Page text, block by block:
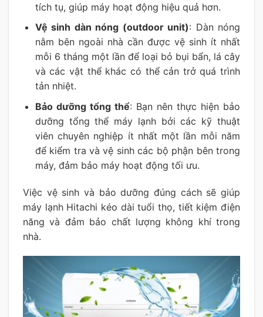
tích tụ, giúp máy hoạt động hiệu quả hơn.
Vệ sinh dàn nóng (outdoor unit): Dàn nóng
nằm bên ngoài nhà cần được vệ sinh ít nhất
mỗi 6 tháng một lần để loại bỏ bụi bẩn, lá cây
và các vật thể khác có thể cản trở quá trình
tản nhiệt.
Bảo dưỡng tổng thể: Bạn nên thực hiện bảo
dưỡng tổng thể máy lạnh bởi các kỹ thuật
viên chuyên nghiệp ít nhất một lần mỗi năm
để kiểm tra và vệ sinh các bộ phận bên trong
máy, đảm bảo máy hoạt động tối ưu.
Việc vệ sinh và bảo dưỡng đúng cách sẽ giúp
máy lạnh Hitachi kéo dài tuổi thọ, tiết kiệm điện
năng và đảm bảo chất lượng không khí trong
nhà.